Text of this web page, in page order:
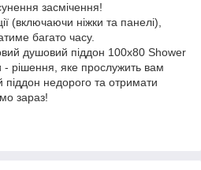
засмічення!
(включаючи ніжки та панелі),
багато часу.
душовий піддон 100х80 Shower
- рішення, яке прослужить вам
піддон недорого та отримати
зараз!